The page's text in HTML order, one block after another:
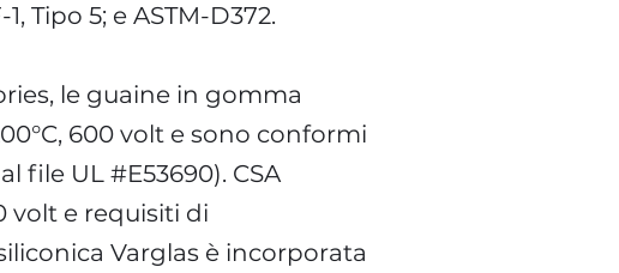
Tipo 5; e ASTM-D372.
le guaine in gomma
600 volt e sono conformi
file UL #E53690). CSA
volt e requisiti di
Varglas è incorporata